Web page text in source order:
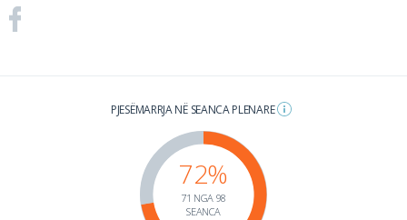
PJESËMARRJA NË SEANCA PLENARE
72%
71 NGA 98
SEANCA